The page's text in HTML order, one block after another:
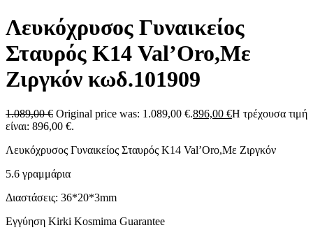
Λευκόχρυσος Γυναικείος
Σταυρός Κ14 Val’Oro,Με
Ζιργκόν κωδ.101909
1.089,00€ Original price was: 1.089,00 €.896,00 €Η τρέχουσα τιμή
είναι: 896,00 €.
Λευκόχρυσος Γυναικείος Σταυρός Κ14 Val’Oro,Με Ζιργκόν
5.6 γραμμάρια
Διαστάσεις: 36*20*3mm
Εγγύηση Kirki Kosmima Guarantee